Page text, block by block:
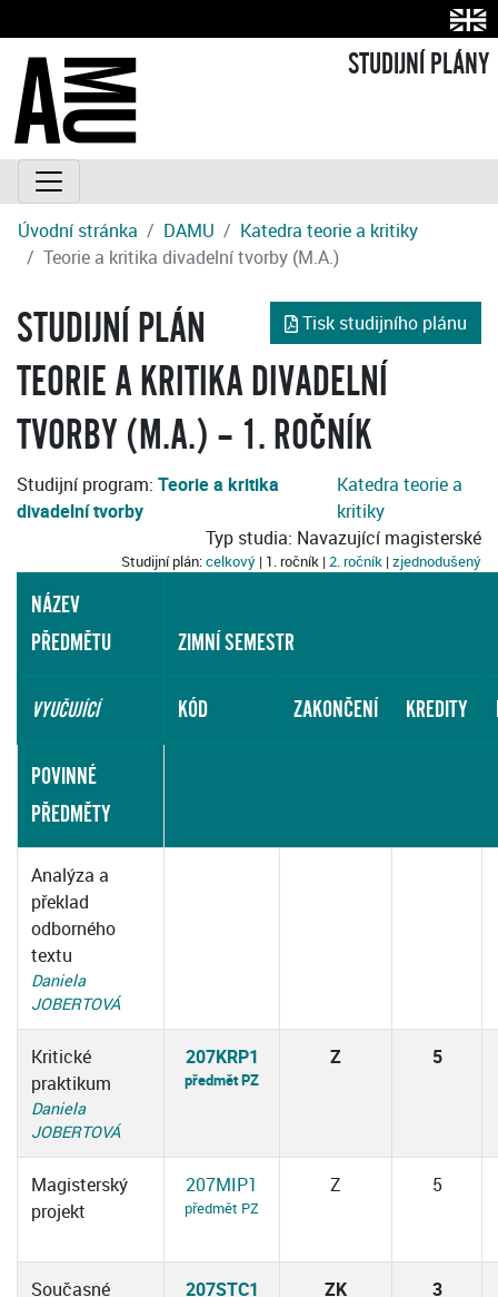
STUDIJNÍ PLÁNY
Úvodní stránka DAMU
Katedra teorie a kritiky
Teorie a kritika divadelní tvorby (M.A.)
Tisk studijního plánu
STUDIJNÍ PLÁN
TEORIE A KRITIKA DIVADELNÍ
TVORBY (M.A.) – 1. ROČNÍK
Studijní program: Teorie a kritika
divadelní tvorby
Katedra teorie a
kritiky
Typ studia: Navazující magisterské
Studijní plán:celkový | 1. ročník |2. ročník |zjednodušený
NÁZEV
PŘEDMĚTU
ZIMNÍ SEMESTR
VYUČUJÍCÍ KÓD ZAKONČENÍ KREDITY
POVINNÉ
PŘEDMĚTY
Analýza a
překlad
odborného
textu
Daniela
JOBERTOVÁ
Kritické
praktikum
Daniela
JOBERTOVÁ
207KRP1
předmět PZ
Z 5
Magisterský
projekt
207MIP1
předmět PZ
Z 5
Současné
207STC1 ZK 3